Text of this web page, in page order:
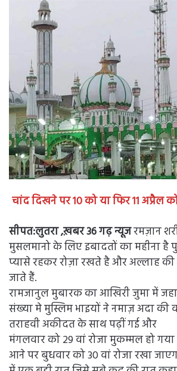
चांद दिखने पर 10 को या फिर 11 अप्रैल
सीपत:लुतरा ,ख़बर 36 गढ़ न्यूजरमज़ान
मुसलमानो के लिए इबादतों का महीना
प्यासे रहकर रोज़ा रखते है और अल्लाह
जाते हैं.
रामजानुल मुबारक का आखिरी जुमा में जहा
संख्या मे मुस्लिम भाइयों ने नमाज़ अदा की
तराहवी अकीदत के साथ पढ़ीं गई और
मंगलवार को 29 वां रोजा मुकम्मल हो
आने पर बुधवार को 30 वां रोजा रखा